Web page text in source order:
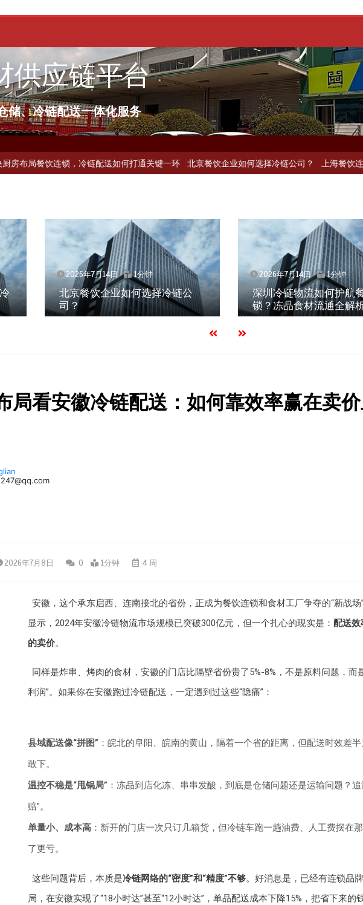
供应链平台
储、冷链配送一体化服务
饮连锁，冷链配送如何打通关键一环 北京餐饮企业如何选择冷链公司？ 上海餐饮连锁加速，
2026年7月14日 1分钟
北京餐饮企业如何选择冷链公
司？
2026年7月14日 1分钟
深圳冷链物流如何护航餐
锁？冻品食材流通全解析
局看安徽冷链配送：如何靠效率赢在卖
2026年7月8日 0 1分钟 4 周
安徽，这个承东启西、连南接北的省份，正成为餐饮连锁和食材工厂争夺的“新战
显示，2024年安徽冷链物流市场规模已突破300亿元，但一个扎心的现实是： 配送效
的卖价。
同样是炸串、烤肉的食材，安徽的门店比隔壁省份贵了5%-8%，不是原料问题，而
利润”。如果你在安徽跑过冷链配送，一定遇到过这些“隐痛”：
县域配送像“拼图” ：皖北的阜阳、皖南的黄山，隔着一个省的距离，但配送时效差
敢下。
温控不稳是“甩锅局” ：冻品到店化冻、串串发酸，到底是仓储问题还是运输问题？
赔”。
单量小、成本高：新开的门店一次只订几箱货，但冷链车跑一趟油费、人工费摆在
了更亏。
这些问题背后，本质是冷链网络的“密度”和“精度”不够。好消息是，已经有连锁品
局，在安徽实现了“18小时达”甚至“12小时达”，单品配送成本下降15%，把省下来的